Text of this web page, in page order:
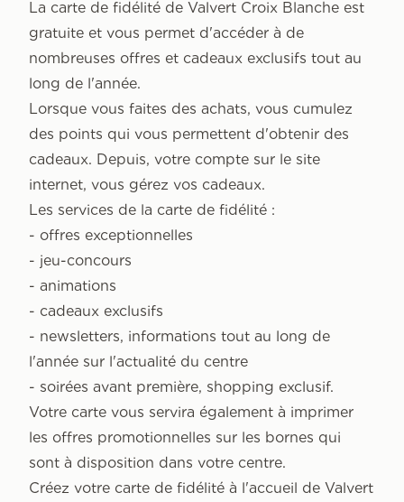
La carte de fidélité de Valvert Croix Blanche est
gratuite et vous permet d'accéder à de
nombreuses offres et cadeaux exclusifs tout au
long de l'année.
Lorsque vous faites des achats, vous cumulez
des points qui vous permettent d'obtenir des
cadeaux. Depuis, votre compte sur le site
internet, vous gérez vos cadeaux.
Les services de la carte de fidélité :
- offres exceptionnelles
- jeu-concours
- animations
- cadeaux exclusifs
- newsletters, informations tout au long de
l'année sur l'actualité du centre
- soirées avant première, shopping exclusif.
Votre carte vous servira également à imprimer
les offres promotionnelles sur les bornes qui
sont à disposition dans votre centre.
Créez votre carte de fidélité à l'accueil de Valvert